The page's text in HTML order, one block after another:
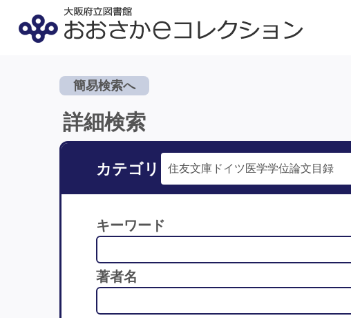
簡易検索へ
詳細検索
カテゴリ
キーワード
著者名